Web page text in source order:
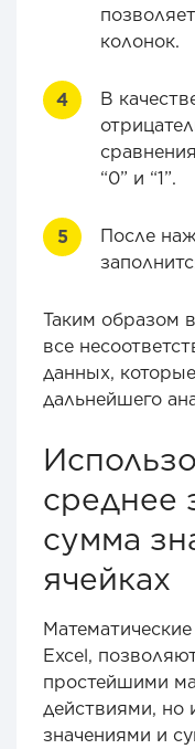
колонок.
В
“0” и “1”.
После
Таким образом
все
данных,
дальнейшего
среднее
сумма
ячейках
Excel,
простейшими
действиями, но
значениями и